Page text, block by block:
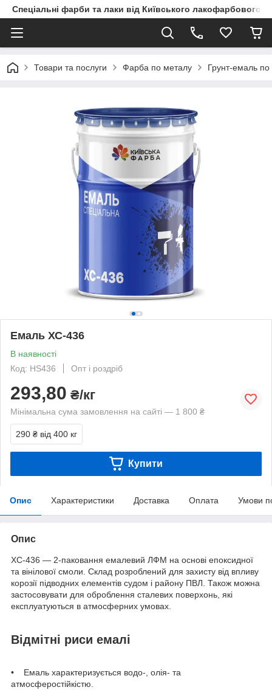
Спеціальні фарби та лаки від Київського
Товари та послуги Фарба по металу Грунт-емаль по
Емаль ХС-436
В наявності
Код: НS436
Опт і роздріб
293,80 ₴/кг
Мінімальна сума замовлення на сайті — 1 800 ₴
290 ₴ від 400 кг
Купити
Опис Характеристики Доставка Оплата Умови
Опис
ХС-436 — 2-паковання емалевий ЛФМ на основі епоксидної
та вінілової смоли. Склад розроблений для захисту від впливу
корозії підводних елементів судом і району ПВЛ. Також можна
застосовувати для оброблення сталевих поверхонь, які
експлуатуються в атмосферних умовах.
Відмітні риси емалі
• Емаль характеризується водо-, олія- та
атмосферостійкістю.